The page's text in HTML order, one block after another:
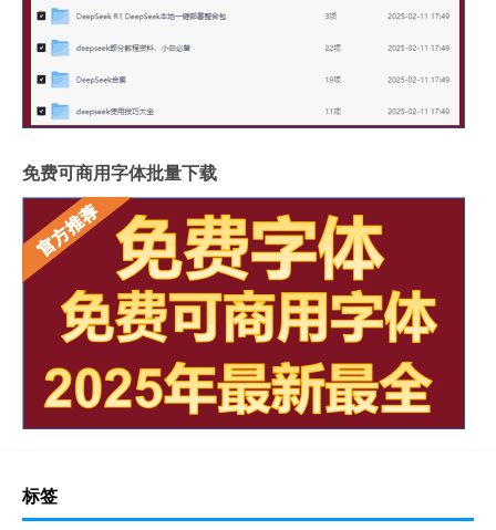
免费可商用字体批量下载
标签